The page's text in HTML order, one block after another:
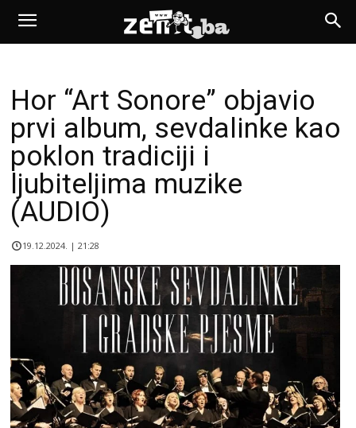
Hor “Art Sonore” objavio
prvi album, sevdalinke kao
poklon tradiciji i
ljubiteljima muzike
(AUDIO)
19.12.2024. | 21:28